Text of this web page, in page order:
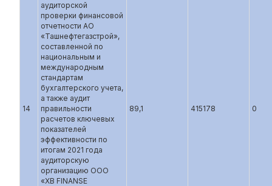
14
аудиторской
проверки финансовой
отчетности АО
«Ташнефтегазстрой»,
составленной по
национальным и
международным
стандартам
бухгалтерского учета,
а также аудит
правильности
расчетов ключевых
показателей
эффективности по
итогам 2021 года
аудиторскую
организацию ООО
«XB FINANSE
89,1 415178 0